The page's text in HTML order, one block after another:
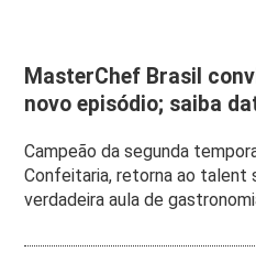
MasterChef Brasil
novo episódio; saiba
Campeão da segunda
Confeitaria, retorna ao talent
verdadeira aula de